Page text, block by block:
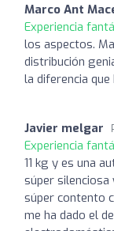
Marco Ant
Experiencia
los aspectos.
distribución
la diferencia
Javier melgar
Experiencia
11 kg y es una
súper
súper contento
me ha dado el